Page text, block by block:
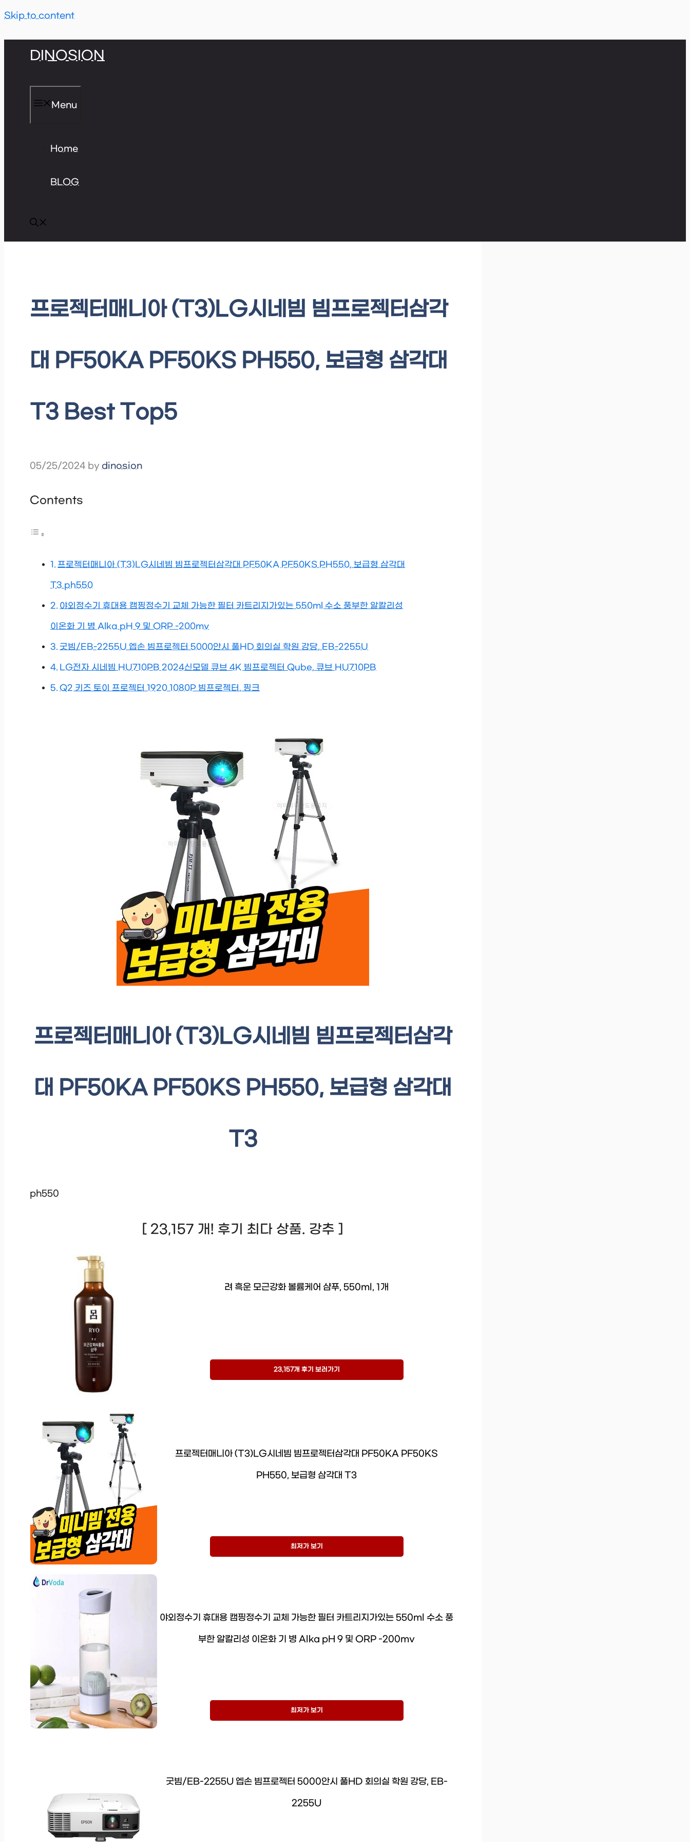
Skip to content
DINOSION
Menu
Home
BLOG
프로젝터매니아 (T3)LG시네빔 빔프로젝터삼각
대 PF50KA PF50KS PH550, 보급형 삼각대
T3 Best Top5
05/25/2024 by dinosion
Contents
프로젝터매니아 (T3)LG시네빔 빔프로젝터삼각대 PF50KA PF50KS PH550, 보급형 삼각대
T3 ph550
야외정수기 휴대용 캠핑정수기 교체 가능한 필터 카트리지가있는 550ml 수소 풍부한 알칼리성
이온화 기 병 Alka pH 9 및 ORP -200mv
굿빔/EB-2255U 엡손 빔프로젝터 5000안시 풀HD 회의실 학원 강당, EB-2255U
LG전자 시네빔 HU710PB 2024신모델 큐브 4K 빔프로젝터 Qube, 큐브 HU710PB
Q2 키즈 토이 프로젝터 1920 1080P 빔프로젝터, 핑크
프로젝터매니아 (T3)LG시네빔 빔프로젝터삼각
대 PF50KA PF50KS PH550, 보급형 삼각대
T3
ph550
[ 23,157 개! 후기 최다 상품. 강추 ]
려 흑운 모근강화 볼륨케어 샴푸, 550ml, 1개
23,157개 후기 보러가기
프로젝터매니아 (T3)LG시네빔 빔프로젝터삼각대 PF50KA PF50KS
PH550, 보급형 삼각대 T3
최저가 보기
야외정수기 휴대용 캠핑정수기 교체 가능한 필터 카트리지가있는 550ml 수소 풍
부한 알칼리성 이온화 기 병 Alka pH 9 및 ORP -200mv
최저가 보기
굿빔/EB-2255U 엡손 빔프로젝터 5000안시 풀HD 회의실 학원 강당, EB-
2255U